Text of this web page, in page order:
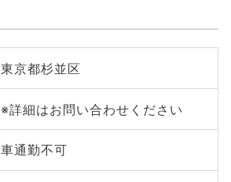
東京都杉並区
※詳細はお問い合わせください
車通勤不可